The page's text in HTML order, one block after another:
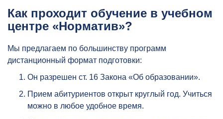
Как проходит обучение в учебном
центре «Норматив»?
Мы предлагаем по большинству программ
дистанционный формат подготовки:
Он разрешен ст. 16 Закона «Об образовании».
Прием абитуриентов открыт круглый год. Учиться
можно в любое удобное время.